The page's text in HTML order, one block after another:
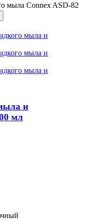
мыла Connex ASD-82
и
мл